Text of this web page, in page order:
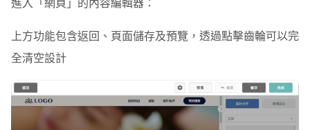
圖片
標題
段落文字
標題+副標題
一欄設計
上方功能包含返回、頁面儲存及預覽，透過點擊齒輪可以完
全清空設計